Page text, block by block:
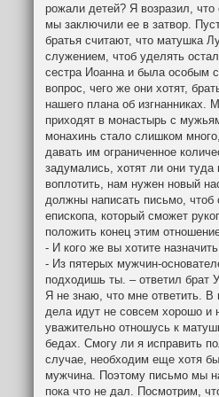
рожали детей? Я возразил,
мы заключили ее в затвор.
братья считают, что матушка
служением, чтоб уделять
сестра Иоанна и была особым
вопрос, чего же они хотят,
нашего плана об изгнанниках.
приходят в монастырь с
монахинь стало слишком
давать им ограниченное
задумались, хотят ли они туда
воплотить, нам нужен новый
должны написать письмо,
епископа, который сможет
положить конец этим
- И кого же вы хотите
- Из пятерых мужчин-
подходишь ты. – ответил брат
Я не знаю, что мне ответить.
дела идут не совсем хорошо и
уважительно отношусь к
бедах. Смогу ли я исправить
случае, необходим еще хотя
мужчина. Поэтому письмо мы
пока что не дал. Посмотрим,